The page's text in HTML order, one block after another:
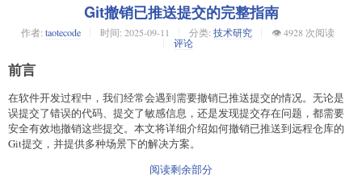
Git撤销已推送提交的完整指南
作者: taotecode 时间: 2025-09-11 分类: 技术研究
👁️ 4928 次阅读
评论
前言
在软件开发过程中，我们经常会遇到需要撤销已推送提交的情况。无论是
误提交了错误的代码、提交了敏感信息，还是发现提交存在问题，都需要
安全有效地撤销这些提交。本文将详细介绍如何撤销已推送到远程仓库的
Git提交，并提供多种场景下的解决方案。
阅读剩余部分